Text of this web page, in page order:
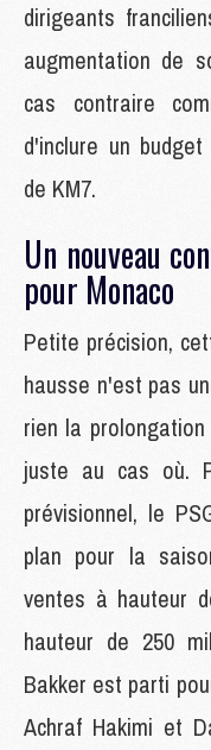
dirigeants
augmentation de
cas contraire
d'inclure un
de KM7.
Un nouveau
pour Monaco
Petite précision,
hausse n'est pas
rien la
juste au cas où.
prévisionnel, le
plan pour la
ventes à hauteur
hauteur de 250
Bakker est parti
Achraf Hakimi et